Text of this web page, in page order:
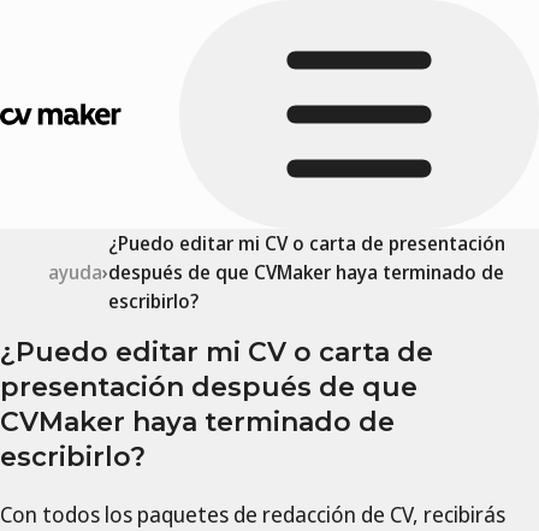
ayuda
¿Puedo editar mi CV o carta de presentación
después de que CVMaker haya terminado de
escribirlo?
¿Puedo editar mi CV o carta de
presentación después de que
CVMaker haya terminado de
escribirlo?
Con todos los paquetes de redacción de CV, recibirás